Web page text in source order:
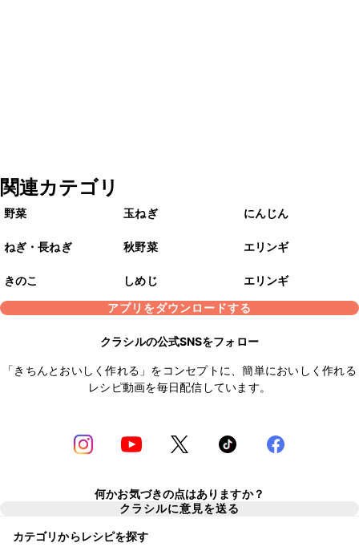
関連カテゴリ
野菜 玉ねぎ にんじん
ねぎ・長ねぎ 秋野菜 エリンギ
きのこ しめじ
エリンギ
アプリをダウンロードする
クラシルの公式SNSをフォロー
「きちんとおいしく作れる」をコンセプトに、簡単においしく作れる
レシピ動画を毎日配信しています。
何かお気づきの点はありますか？
クラシルに意見を送る
カテゴリからレシピを探す